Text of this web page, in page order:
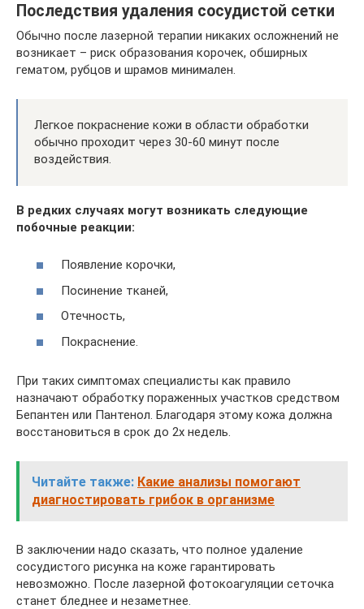
Последствия удаления сосудистой сетки
Обычно после лазерной терапии никаких осложнений не
возникает – риск образования корочек, обширных
гематом, рубцов и шрамов минимален.
Легкое покраснение кожи в области обработки
обычно проходит через 30-60 минут после
воздействия.
В редких случаях могут возникать следующие
побочные реакции:
Появление корочки,
Посинение тканей,
Отечность,
Покраснение.
При таких симптомах специалисты как правило
назначают обработку пораженных участков средством
Бепантен или Пантенол. Благодаря этому кожа должна
восстановиться в срок до 2х недель.
Читайте также: Какие анализы помогают
диагностировать грибок в организме
В заключении надо сказать, что полное удаление
сосудистого рисунка на коже гарантировать
невозможно. После лазерной фотокоагуляции сеточка
станет бледнее и незаметнее.